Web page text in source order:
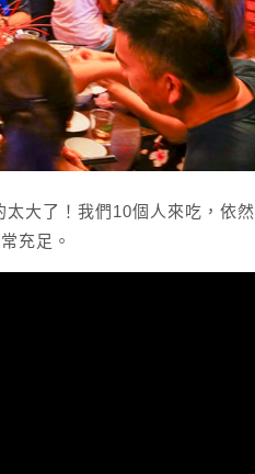
大了！我們10個人來吃，依然
充足。